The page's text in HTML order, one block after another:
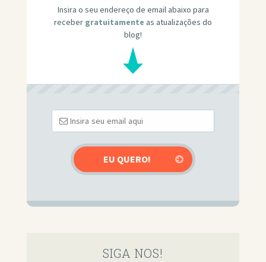
Insira o seu endereço de email abaixo para
receber gratuitamente as atualizações do
blog!
SIGA NOS!